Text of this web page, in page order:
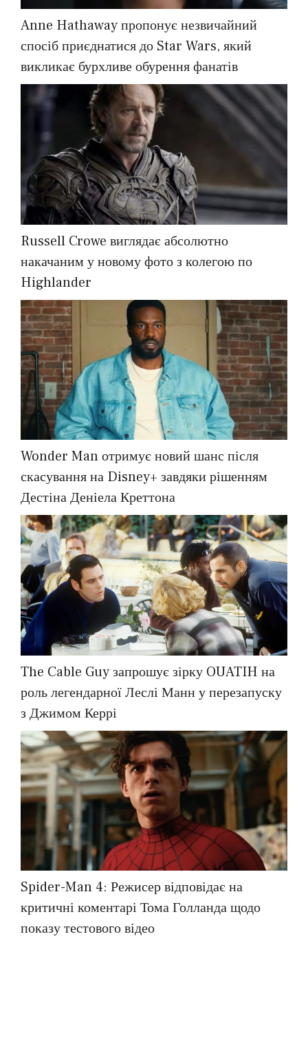
Anne Hathaway пропонує незвичайний
спосіб приєднатися до Star Wars, який
викликає бурхливе обурення фанатів
Russell Crowe виглядає абсолютно
накачаним у новому фото з колегою по
Highlander
Wonder Man отримує новий шанс після
скасування на Disney+ завдяки рішенням
Дестіна Деніела Креттона
The Cable Guy запрошує зірку OUATIH на
роль легендарної Леслі Манн у перезапуску
з Джимом Керрі
Spider-Man 4: Режисер відповідає на
критичні коментарі Тома Голланда щодо
показу тестового відео